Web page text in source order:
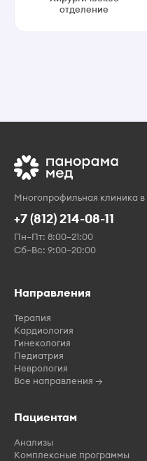
отделение
Многопрофильная клиника
+7 (812) 214-08-11
Пн–Пт: 8:00–21:00
Сб–Вс: 9:00–20:00
Направления
Терапия
Кардиология
Гинекология
Педиатрия
Неврология
Все направления →
Пациентам
Анализы
Комплексные программы